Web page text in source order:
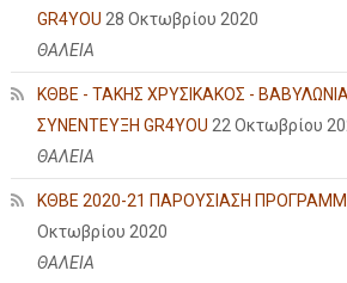
GR4YOU 28 Οκτωβρίου 2020
ΘΑΛΕΙΑ
ΚΘΒΕ - ΤΑΚΗΣ ΧΡΥΣΙΚΑΚΟΣ -
ΣΥΝΕΝΤΕΥΞΗ GR4YOU 22 Οκτωβρίου
ΘΑΛΕΙΑ
ΚΘΒΕ 2020-21 ΠΑΡΟΥΣΙΑΣΗ
Οκτωβρίου 2020
ΘΑΛΕΙΑ